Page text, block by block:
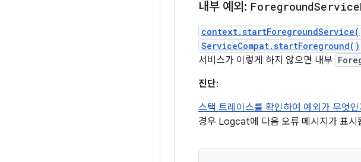
내부 예외: ForegroundService
ServiceCompat.startForeground()
서비스가 이렇게 하지 않으면 내부
진단:
스택 트레이스를 확인하여 예외가 무엇
경우 Logcat에 다음 오류 메시지가 표시